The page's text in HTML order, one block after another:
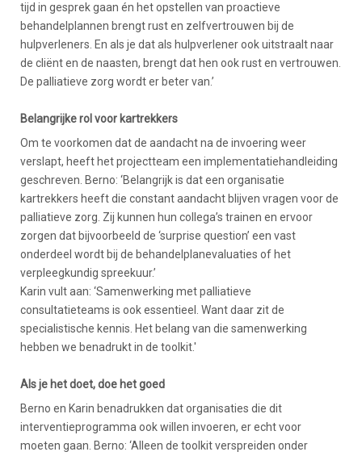
tijd in gesprek gaan én het opstellen van proactieve
behandelplannen brengt rust en zelfvertrouwen bij de
hulpverleners. En als je dat als hulpverlener ook uitstraalt naar
de cliënt en de naasten, brengt dat hen ook rust en vertrouwen.
De palliatieve zorg wordt er beter van.’
Belangrijke rol voor kartrekkers
Om te voorkomen dat de aandacht na de invoering weer
verslapt, heeft het projectteam een implementatiehandleiding
geschreven. Berno: ‘Belangrijk is dat een organisatie
kartrekkers heeft die constant aandacht blijven vragen voor de
palliatieve zorg. Zij kunnen hun collega’s trainen en ervoor
zorgen dat bijvoorbeeld de ‘surprise question’ een vast
onderdeel wordt bij de behandelplanevaluaties of het
verpleegkundig spreekuur.’
Karin vult aan: ‘Samenwerking met palliatieve
consultatieteams is ook essentieel. Want daar zit de
specialistische kennis. Het belang van die samenwerking
hebben we benadrukt in de toolkit.'
Als je het doet, doe het goed
Berno en Karin benadrukken dat organisaties die dit
interventieprogramma ook willen invoeren, er echt voor
moeten gaan. Berno: ‘Alleen de toolkit verspreiden onder